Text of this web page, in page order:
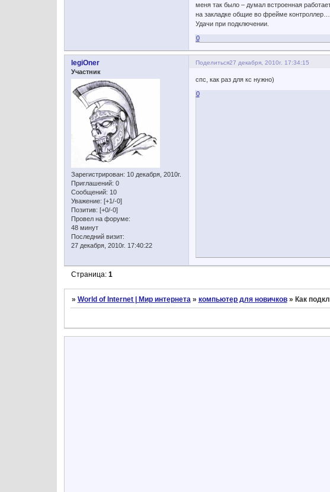
меня так было – думал встроенная
на закладке общие во фрейме контроллер…
Удачи при подключении.
0
Поделиться27 декабря, 2010г. 17:34:15
legiOner
Участник
Зарегистрирован: 10 декабря, 2010г.
Приглашений: 0
Сообщений: 10
Уважение: [+1/-0]
Позитив: [+0/-0]
Провел на форуме:
48 минут
Последний визит:
27 декабря, 2010г. 17:40:22
спс, как раз для кс нужно)
0
Страница: 1
» World of Internet | Мир интернета » компьютер для новичков » Как